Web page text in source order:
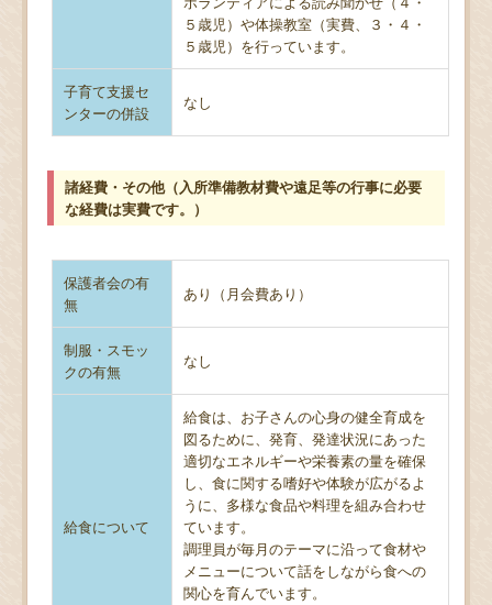
５歳児）や体操教室（実費、３・４・
５歳児）を行っています。
子育て支援セ
ンターの併設
なし
諸経費・その他（入所準備教材費や遠足等の行事に必要
な経費は実費です。）
保護者会の有
無
あり（月会費あり）
制服・スモッ
クの有無
なし
給食について
給食は、お子さんの心身の健全育成を
図るために、発育、発達状況にあった
適切なエネルギーや栄養素の量を確保
し、食に関する嗜好や体験が広がるよ
うに、多様な食品や料理を組み合わせ
ています。
調理員が毎月のテーマに沿って食材や
メニューについて話をしながら食への
関心を育んでいます。